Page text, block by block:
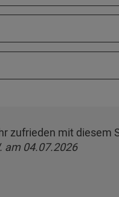
zufrieden mit diesem
am 04.07.2026